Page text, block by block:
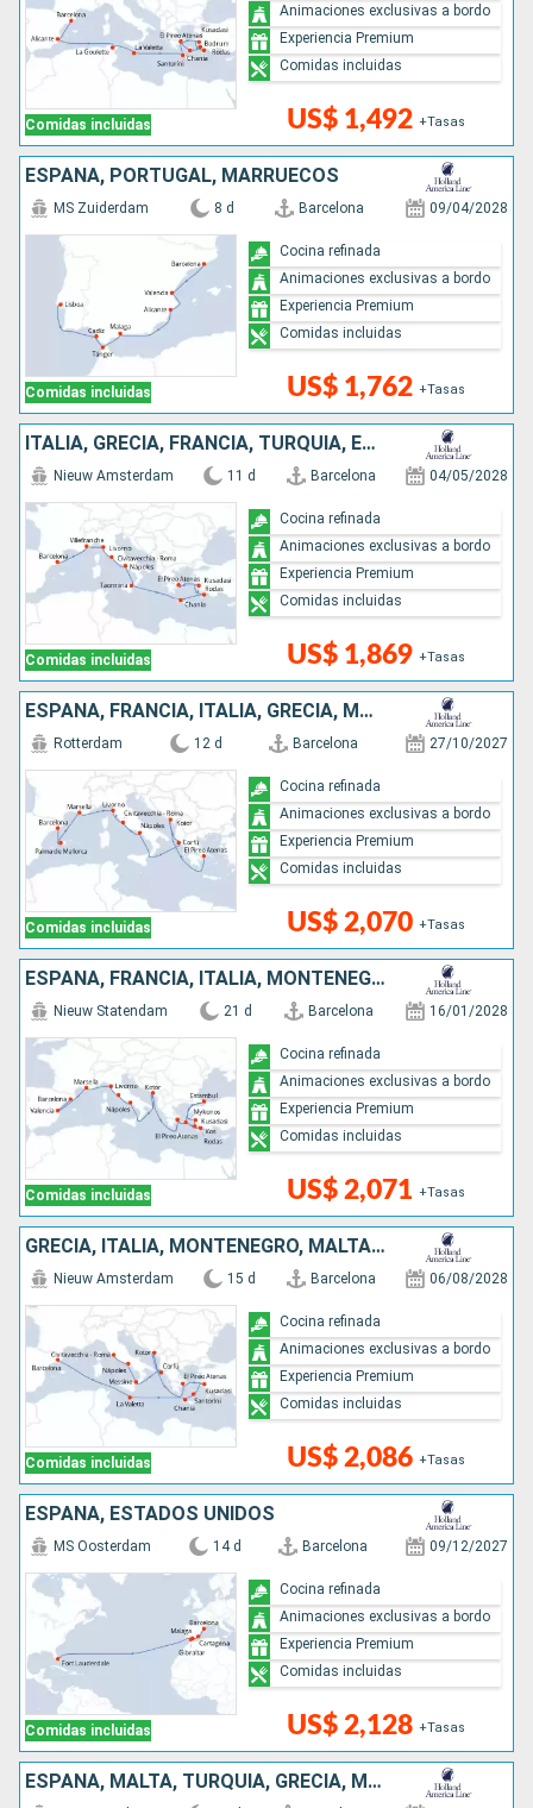
Comidas incluidas US$ 1,492 +Tasas
Animaciones exclusivas a bordo
Experiencia Premium
Comidas incluidas
ESPAÑA, PORTUGAL, MARRUECOS
Comidas incluidas
MS Zuiderdam 8 d Barcelona 09/04/2028
US$ 1,762 +Tasas
Cocina refinada
Animaciones exclusivas a bordo
Experiencia Premium
Comidas incluidas
ITALIA, GRECIA, FRANCIA, TURQUÍA, ESPAÑA
Comidas incluidas
Nieuw Amsterdam 11 d Barcelona 04/05/2028
US$ 1,869 +Tasas
Cocina refinada
Animaciones exclusivas a bordo
Experiencia Premium
Comidas incluidas
ESPAÑA, FRANCIA, ITALIA, GRECIA, MONTENEGRO
Comidas incluidas
Rotterdam 12 d Barcelona 27/10/2027
US$ 2,070 +Tasas
Cocina refinada
Animaciones exclusivas a bordo
Experiencia Premium
Comidas incluidas
ESPAÑA, FRANCIA, ITALIA, MONTENEGRO, TURQUÍA, GRECIA
Comidas incluidas
Nieuw Statendam 21 d Barcelona 16/01/2028
US$ 2,071 +Tasas
Cocina refinada
Animaciones exclusivas a bordo
Experiencia Premium
Comidas incluidas
GRECIA, ITALIA, MONTENEGRO, MALTA, TURQUÍA, ESPAÑA
Comidas incluidas
Nieuw Amsterdam 15 d Barcelona 06/08/2028
US$ 2,086 +Tasas
Cocina refinada
Animaciones exclusivas a bordo
Experiencia Premium
Comidas incluidas
ESPAÑA, ESTADOS UNIDOS
Comidas incluidas
MS Oosterdam 14 d Barcelona 09/12/2027
US$ 2,128 +Tasas
Cocina refinada
Animaciones exclusivas a bordo
Experiencia Premium
Comidas incluidas
ESPAÑA, MALTA, TURQUÍA, GRECIA, MONTENEGRO, ITALIA